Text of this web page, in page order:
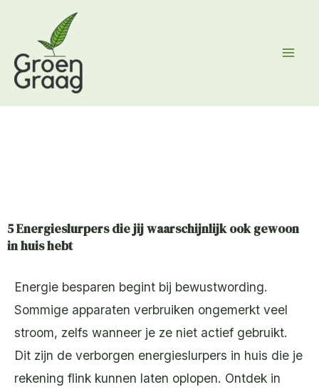
inhoud
5 Energieslurpers die jij waarschijnlijk ook gewoon
in huis hebt
Energie besparen begint bij bewustwording.
Sommige apparaten verbruiken ongemerkt veel
stroom, zelfs wanneer je ze niet actief gebruikt.
Dit zijn de verborgen energieslurpers in huis die je
rekening flink kunnen laten oplopen. Ontdek in